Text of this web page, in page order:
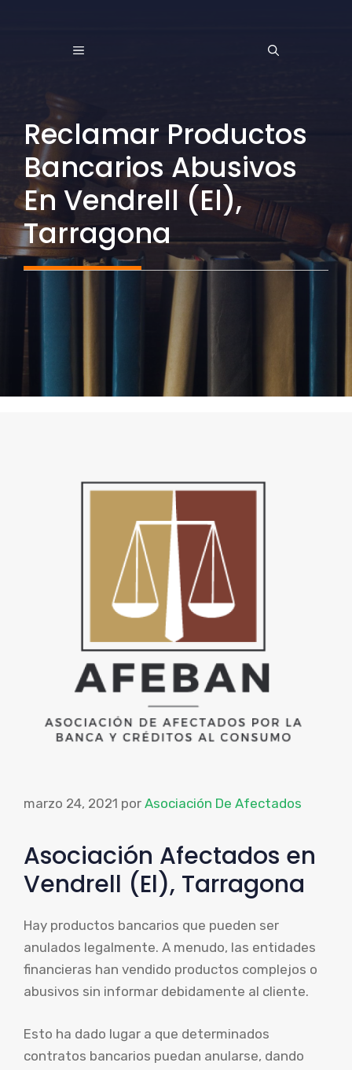
MENÚ
Reclamar Productos
Bancarios Abusivos
En Vendrell (El),
Tarragona
marzo 24, 2021 por Asociación De Afectados
Asociación Afectados en
Vendrell (El), Tarragona
Hay productos bancarios que pueden ser
anulados legalmente. A menudo, las entidades
financieras han vendido productos complejos o
abusivos sin informar debidamente al cliente.
Esto ha dado lugar a que determinados
contratos bancarios puedan anularse, dando